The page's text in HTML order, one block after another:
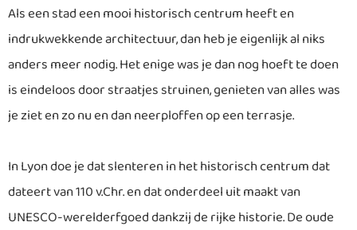
Als een stad een mooi historisch centrum heeft en
indrukwekkende architectuur, dan heb je eigenlijk al niks
anders meer nodig. Het enige was je dan nog hoeft te doen
is eindeloos door straatjes struinen, genieten van alles was
je ziet en zo nu en dan neerploffen op een terrasje.
In Lyon doe je dat slenteren in het historisch centrum dat
dateert van 110 v.Chr. en dat onderdeel uit maakt van
UNESCO-werelderfgoed dankzij de rijke historie. De oude